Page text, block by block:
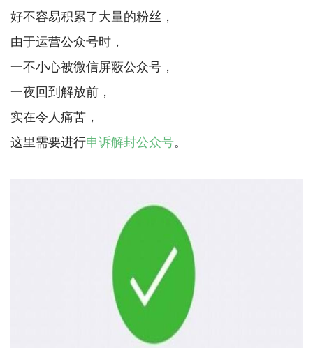
好不容易积累了大量的粉丝，
由于运营公众号时，
一不小心被微信屏蔽公众号，
一夜回到解放前，
实在令人痛苦，
这里需要进行申诉解封公众号。